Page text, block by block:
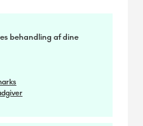
behandling af dine